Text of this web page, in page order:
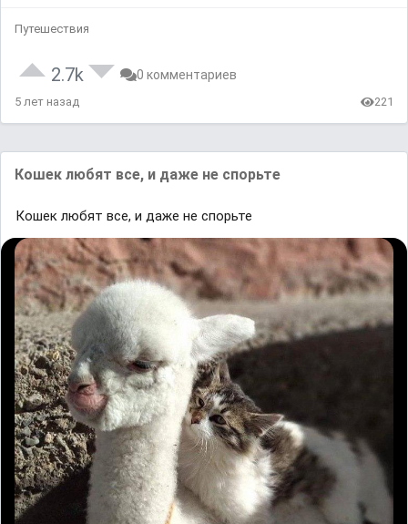
Путешествия
2.7k 0 комментариев
5 лет назад 221
Кошек любят все, и даже не спорьте
Кошек любят все, и даже не спорьте